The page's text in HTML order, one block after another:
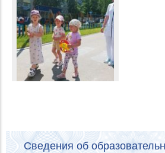
Сведения об